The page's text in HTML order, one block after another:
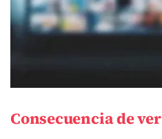
Consecuencia de